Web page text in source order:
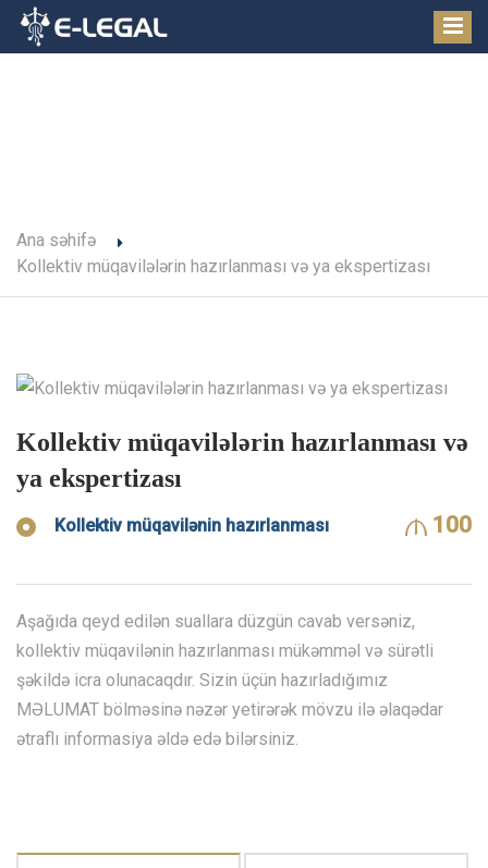
Ana səhifə
Kollektiv müqavilələrin hazırlanması və ya ekspertizası
Kollektiv müqavilələrin hazırlanması və
ya ekspertizası
Kollektiv müqavilənin hazırlanması 100
Aşağıda qeyd edilən suallara düzgün cavab versəniz,
kollektiv müqavilənin hazırlanması mükəmməl və sürətli
şəkildə icra olunacaqdır. Sizin üçün hazırladığımız
MƏLUMAT bölməsinə nəzər yetirərək mövzu ilə əlaqədar
ətraflı informasiya əldə edə bilərsiniz.